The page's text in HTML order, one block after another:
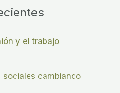
y el trabajo
sociales cambiando